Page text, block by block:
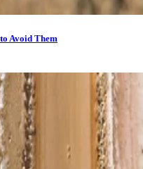
Avoid Them